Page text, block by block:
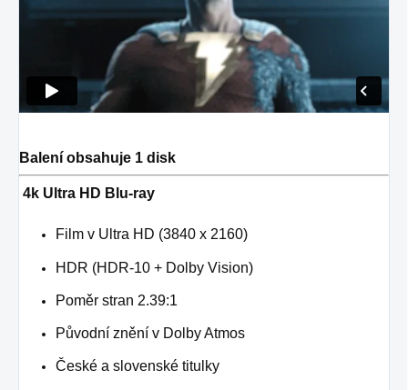
Balení obsahuje 1 disk
4k Ultra HD Blu-ray
Film v Ultra HD (3840 x 2160)
HDR (HDR-10 + Dolby Vision)
Poměr stran 2.39:1
Původní znění v Dolby Atmos
České a slovenské titulky